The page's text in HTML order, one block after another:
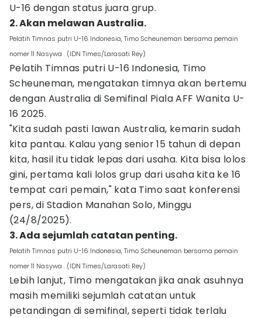
U-16 dengan status juara grup.
2. Akan melawan Australia.
Pelatih Timnas putri U-16 Indonesia, Timo Scheuneman bersama pemain
nomer 11 Nasywa . (IDN Times/Larasati Rey)
Pelatih Timnas putri U-16 Indonesia, Timo
Scheuneman, mengatakan timnya akan bertemu
dengan Australia di Semifinal Piala AFF Wanita U-
16 2025.
"Kita sudah pasti lawan Australia, kemarin sudah
kita pantau. Kalau yang senior 15 tahun di depan
kita, hasil itu tidak lepas dari usaha. Kita bisa lolos
gini, pertama kali lolos grup dari usaha kita ke 16
tempat cari pemain," kata Timo saat konferensi
pers, di Stadion Manahan Solo, Minggu
(24/8/2025).
3. Ada sejumlah catatan penting.
Pelatih Timnas putri U-16 Indonesia, Timo Scheuneman bersama pemain
nomer 11 Nasywa . (IDN Times/Larasati Rey)
Lebih lanjut, Timo mengatakan jika anak asuhnya
masih memiliki sejumlah catatan untuk
petandingan di semifinal, seperti tidak terlalu